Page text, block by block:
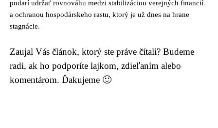
podarí udržať rovnováhu medzi stabilizáciou verejných financií
a ochranou hospodárskeho rastu, ktorý je už dnes na hrane
stagnácie.
Zaujal Vás článok, ktorý ste práve čítali? Budeme
radi, ak ho podporíte lajkom, zdieľaním alebo
komentárom. Ďakujeme 🙂